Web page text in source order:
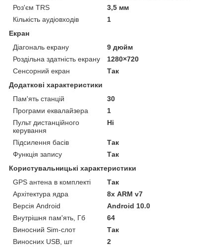
Роз'єм TRS
3,5 мм
Кількість аудіовходів
1
Екран
Діагональ екрану
9 дюйм
Роздільна здатність екрану
1280×720
Сенсорний екран
Так
Додаткові характеристики
Пам'ять станцій
30
Програми еквалайзера
1
Пульт дистанційного
керування
Ні
Підсилення басів
Так
Функція запису
Так
Користувальницькі характеристики
GPS антена в комплекті
Так
Архітектура ядра
8х ARM v7
Версія Android
Android 10.0
Внутрішня пам'ять, Гб
64
Виносний Sim-слот
Так
Виносних USB, шт
2